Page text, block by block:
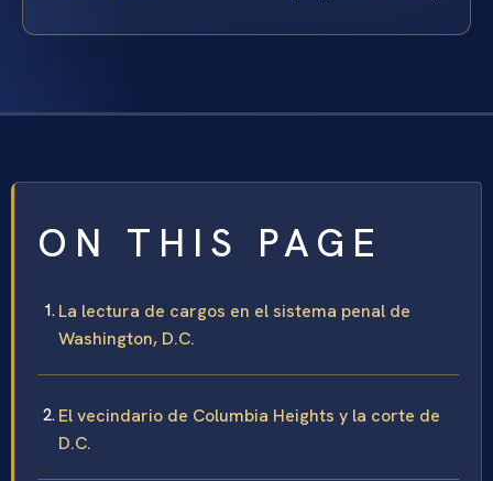
ON THIS PAGE
La lectura de cargos en el sistema penal de
Washington, D.C.
El vecindario de Columbia Heights y la corte de
D.C.